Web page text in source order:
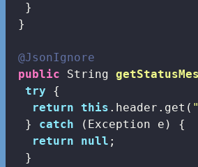
  }
}
@JsonIgnore
public String
try {
return this .header.get(
  }
catch (Exception e) {
return
null ;
  }